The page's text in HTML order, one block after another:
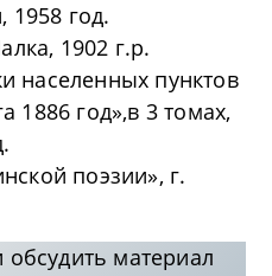
1958 год.
1902 г.р.
населенных пунктов
1886 год»,в 3 томах,
поэзии», г.
материал